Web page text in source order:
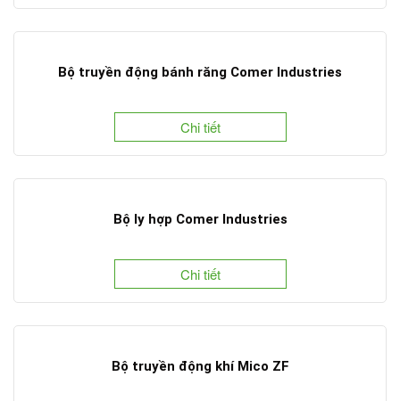
Bộ truyền động bánh răng Comer Industries
Chi tiết
Bộ ly hợp Comer Industries
Chi tiết
Bộ truyền động khí Mico ZF